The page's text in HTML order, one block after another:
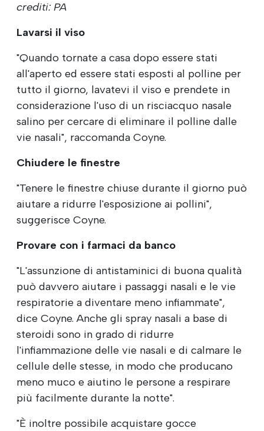
crediti: PA
Lavarsi il viso
"Quando tornate a casa dopo essere stati
all'aperto ed essere stati esposti al polline per
tutto il giorno, lavatevi il viso e prendete in
considerazione l'uso di un risciacquo nasale
salino per cercare di eliminare il polline dalle
vie nasali", raccomanda Coyne.
Chiudere le finestre
"Tenere le finestre chiuse durante il giorno può
aiutare a ridurre l'esposizione ai pollini",
suggerisce Coyne.
Provare con i farmaci da banco
"L'assunzione di antistaminici di buona qualità
può davvero aiutare i passaggi nasali e le vie
respiratorie a diventare meno infiammate",
dice Coyne. Anche gli spray nasali a base di
steroidi sono in grado di ridurre
l'infiammazione delle vie nasali e di calmare le
cellule delle stesse, in modo che producano
meno muco e aiutino le persone a respirare
più facilmente durante la notte".
"È inoltre possibile acquistare gocce